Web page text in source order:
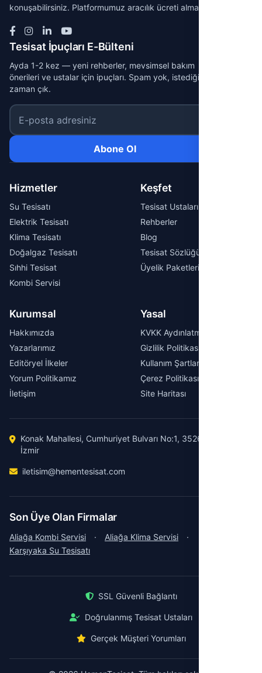
konuşabilirsiniz. Platformumuz aracılık ücreti almaz.
Tesisat İpuçları E-Bülteni
Ayda 1-2 kez — yeni rehberler, mevsimsel bakım
önerileri ve ustalar için ipuçları. Spam yok, istediğin
zaman çık.
E-posta adresiniz
Abone Ol
Hizmetler
Su Tesisatı
Elektrik Tesisatı
Klima Tesisatı
Doğalgaz Tesisatı
Sıhhi Tesisat
Kombi Servisi
Keşfet
Tesisat Ustaları
Rehberler
Blog
Tesisat Sözlüğü
Üyelik Paketleri
Kurumsal
Hakkımızda
Yazarlarımız
Editöryel İlkeler
Yorum Politikamız
İletişim
Yasal
KVKK Aydınlatma Metni
Gizlilik Politikası
Kullanım Şartları
Çerez Politikası
Site Haritası
Konak Mahallesi, Cumhuriyet Bulvarı No:1, 35260 Konak /
İzmir
iletisim@hementesisat.com
Son Üye Olan Firmalar
Aliağa Kombi Servisi · Aliağa Klima Servisi
·
Karşıyaka Su Tesisatı
SSL Güvenli Bağlantı
Doğrulanmış Tesisat Ustaları
Gerçek Müşteri Yorumları